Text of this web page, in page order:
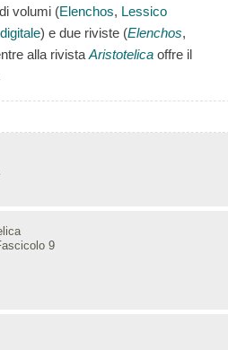
volumi (Elenchos, Lessico
) e due riviste (Elenchos,
alla rivista Aristotelica offre il
9